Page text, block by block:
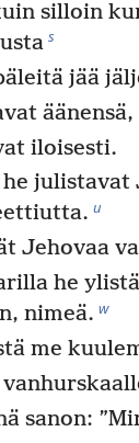
silloin
s
jää
äänensä,
iloisesti.
he julistavat
u
Jehovaa
he
nimeä. w
me
sanon: